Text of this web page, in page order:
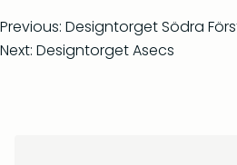
Bästsäljare
Showroom
Previous: Designtorget Södra
Next: Designtorget Asecs